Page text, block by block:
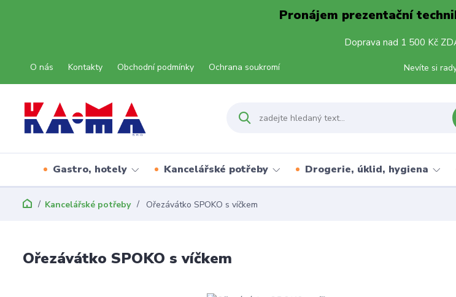
Pronájem prezentační
Doprava nad 1 500 Kč
O nás Kontakty Obchodní podmínky Ochrana soukromí Nevíte si
Gastro, hotely Kancelářské potřeby Drogerie, úklid, hygiena
Kancelářské potřeby Ořezávátko SPOKO s víčkem
Ořezávátko SPOKO s víčkem